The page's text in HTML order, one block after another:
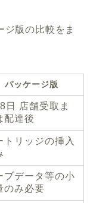
ジ版の比較をま
パッケージ版
日 店舗受取ま
配達後
トリッジの挿入
ブデータ等の小
のみ必要